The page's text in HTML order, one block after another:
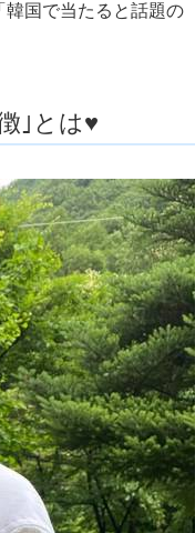
国で当たると話題の
｣とは♥